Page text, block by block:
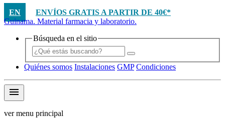
EN
ENVÍOS GRATIS A PARTIR DE 40€*
Guinama. Material farmacia y laboratorio.
Búsqueda en el sitio
Quiénes somos Instalaciones GMP Condiciones
menu
ver menu principal